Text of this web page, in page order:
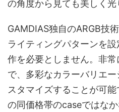
の角度から見ても美しく光
GAMDIAS独自のARGB技
ライティングパターンを
作を必要としません。非
で、多彩なカラーバリエ
スタマイズすることが可
の同価格帯のcaseではな